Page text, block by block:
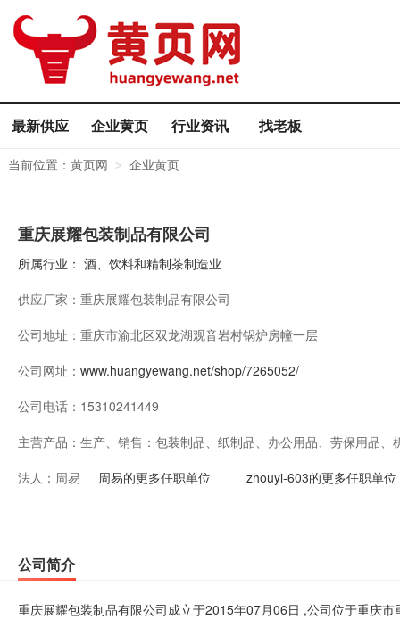
最新供应 企业黄页 行业资讯 找老板
当前位置： 黄页网 > 企业黄页
重庆展耀包装制品有限公司
所属行业： 酒、饮料和精制茶制造业
供应厂家： 重庆展耀包装制品有限公司
公司地址： 重庆市渝北区双龙湖观音岩村锅炉房幢一层
公司网址： www.huangyewang.net/shop/7265052/
公司电话： 15310241449
主营产品： 生产、销售：包装制品、纸制品、办公用品、劳保用品
（不含发动机）、通用机械零部件；五金配件；（依法
法人： 周易 周易的更多任职单位 zhouyi-603的更多任职单位
公司简介
重庆展耀包装制品有限公司成立于2015年07月06日 ,公司位于重庆